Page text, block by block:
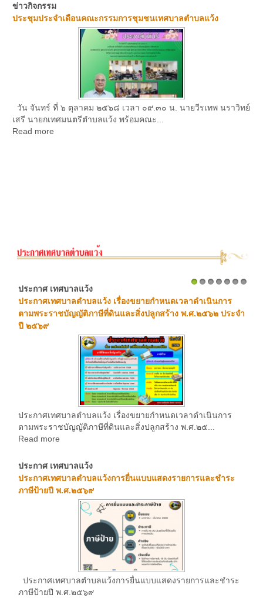
ข่าวกิจกรรม
ประชุมประจำเดือนคณะกรรมการชุมชนเทศบาลตำบลแว้ง
วัน จันทร์ ที่ ๖ ตุลาคม ๒๕๖๘ เวลา ๐๙.๓๐ น. นายวีรเทพ นราวิทย์
เสรี นายกเทศมนตรีตำบลแว้ง พร้อมคณะ...
Read more
ประกาศ เทศบาลแว้ง
ประกาศเทศบาลตำบลแว้ง เรื่องขยายกำหนดเวลาดำเนินการ
ตามพระราชบัญญัติภาษีที่ดินและสิ่งปลูกสร้าง พ.ศ.๒๕๖๒ ประจำ
ปี ๒๕๖๙
ประกาศเทศบาลตำบลแว้ง เรื่องขยายกำหนดเวลาดำเนินการ
ตามพระราชบัญญัติภาษีที่ดินและสิ่งปลูกสร้าง พ.ศ.๒๕...
Read more
ประกาศ เทศบาลแว้ง
ประกาศเทศบาลตำบลแว้งการยื่นแบบแสดงรายการและชำระ
ภาษีป้ายปี พ.ศ.๒๕๖๙
ประกาศเทศบาลตำบลแว้งการยื่นแบบแสดงรายการและชำระ
ภาษีป้ายปี พ.ศ.๒๕๖๙